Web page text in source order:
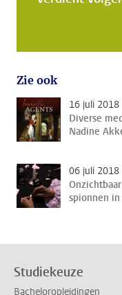
Zie ook
16 juli 2018
Diverse
Nadine
06 juli 2018
spionnen
Studiekeuze
Bacheloropleidingen